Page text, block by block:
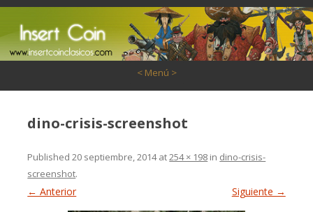
< Menú >
dino-crisis-screenshot
Published20 septiembre, 2014at254 × 198 in dino-crisis-
screenshot.
← Anterior Siguiente →